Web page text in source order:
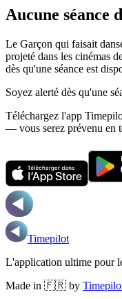
Aucune séance
Le Garçon qui faisait
projeté dans les cinémas
dès qu'une séance est
Soyez alerté dès qu'une
Téléchargez l'app
— vous serez prévenu en
Timepilot
L'application ultime pour
Made in 🇫🇷 by